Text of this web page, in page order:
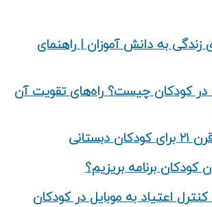
به دانش‌ آموزان | راهنمای
کودکان چیست؟ راه‌های تقویت آن
کودکان برنامه بریزیم؟
اعتیاد به موبایل در کودکان